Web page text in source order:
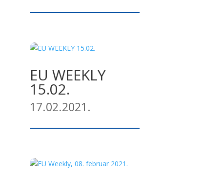
EU WEEKLY
15.02.
17.02.2021.